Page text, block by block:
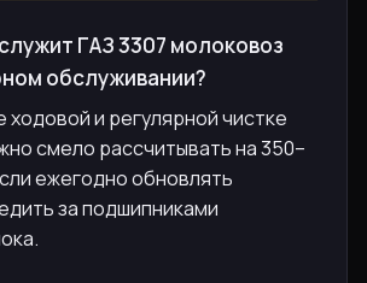
ГАЗ 3307 молоковоз
обслуживании?
и регулярной чистке
смело рассчитывать на 350–
ежегодно обновлять
за подшипниками